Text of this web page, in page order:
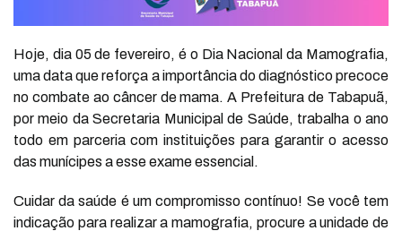
Hoje, dia 05 de fevereiro, é o Dia Nacional da Mamografia,
uma data que reforça a importância do diagnóstico precoce
no combate ao câncer de mama. A Prefeitura de Tabapuã,
por meio da Secretaria Municipal de Saúde, trabalha o ano
todo em parceria com instituições para garantir o acesso
das munícipes a esse exame essencial.
Cuidar da saúde é um compromisso contínuo! Se você tem
indicação para realizar a mamografia, procure a unidade de